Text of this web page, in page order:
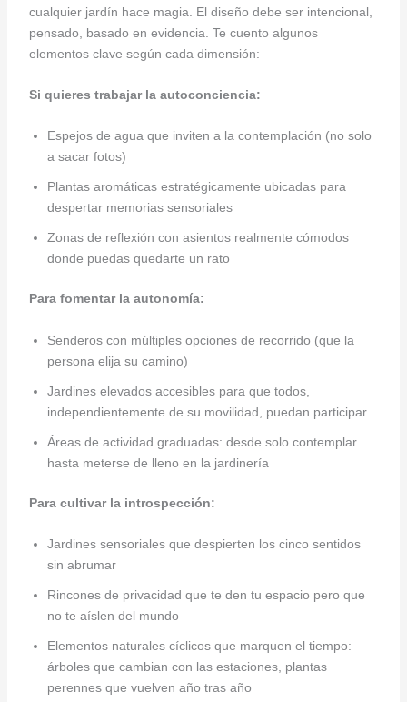
cualquier jardín hace magia. El diseño debe ser intencional,
pensado, basado en evidencia. Te cuento algunos
elementos clave según cada dimensión:
Si quieres trabajar la autoconciencia:
Espejos de agua que inviten a la contemplación (no solo
a sacar fotos)
Plantas aromáticas estratégicamente ubicadas para
despertar memorias sensoriales
Zonas de reflexión con asientos realmente cómodos
donde puedas quedarte un rato
Para fomentar la autonomía:
Senderos con múltiples opciones de recorrido (que la
persona elija su camino)
Jardines elevados accesibles para que todos,
independientemente de su movilidad, puedan participar
Áreas de actividad graduadas: desde solo contemplar
hasta meterse de lleno en la jardinería
Para cultivar la introspección:
Jardines sensoriales que despierten los cinco sentidos
sin abrumar
Rincones de privacidad que te den tu espacio pero que
no te aíslen del mundo
Elementos naturales cíclicos que marquen el tiempo:
árboles que cambian con las estaciones, plantas
perennes que vuelven año tras año